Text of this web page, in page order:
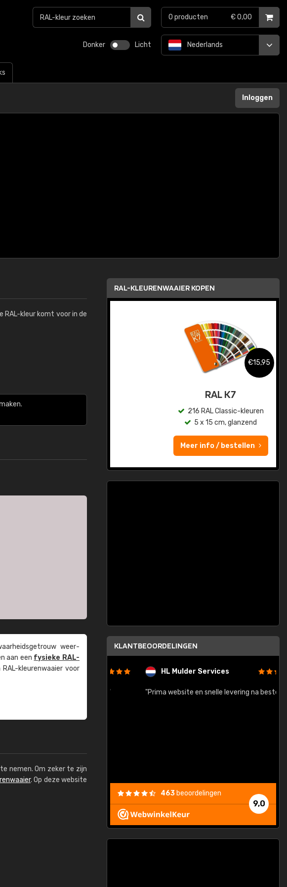
Donker Licht Nederlands
0 producten € 0,00
Inloggen
RAL-kleur komt voor in de
weer­
aan een fysieke RAL-
kleuren­waaier voor
nemen. Om zeker te zijn
. Op deze website
RAL-KLEURENWAAIER KOPEN
op waterbasis
€15,95
RAL K7
216 RAL Classic-kleuren
5 x 15 cm, glanzend
Meer info / bestellen
KLANTBEOORDELINGEN
HL Mulder Services
"Prima website en snelle levering na bestelling"
9,0
463 beoordelingen